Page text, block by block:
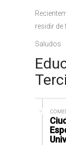
residir de
Saludos